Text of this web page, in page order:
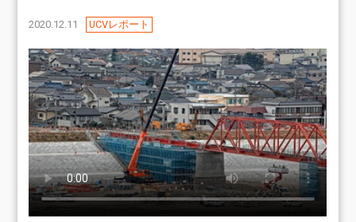
2020.12.11 UCVレポート